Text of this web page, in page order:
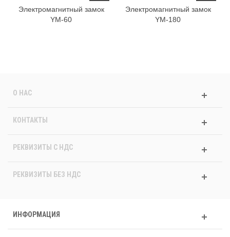
Электромагнитный замок
YM-60
Электромагнитный замок
YM-180
О НАС
КОНТАКТЫ
РЕКВИЗИТЫ C НДС
РЕКВИЗИТЫ БЕЗ НДС
ИНФОРМАЦИЯ